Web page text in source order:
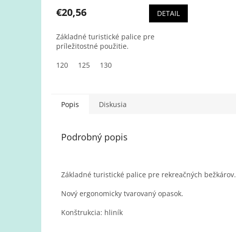
€20,56 DETAIL
Základné turistické palice pre
príležitostné použitie.
120
125 130
Popis Diskusia
Podrobný popis
Základné turistické palice pre rekreačných bežkárov.
Nový ergonomicky tvarovaný opasok.
Konštrukcia: hliník